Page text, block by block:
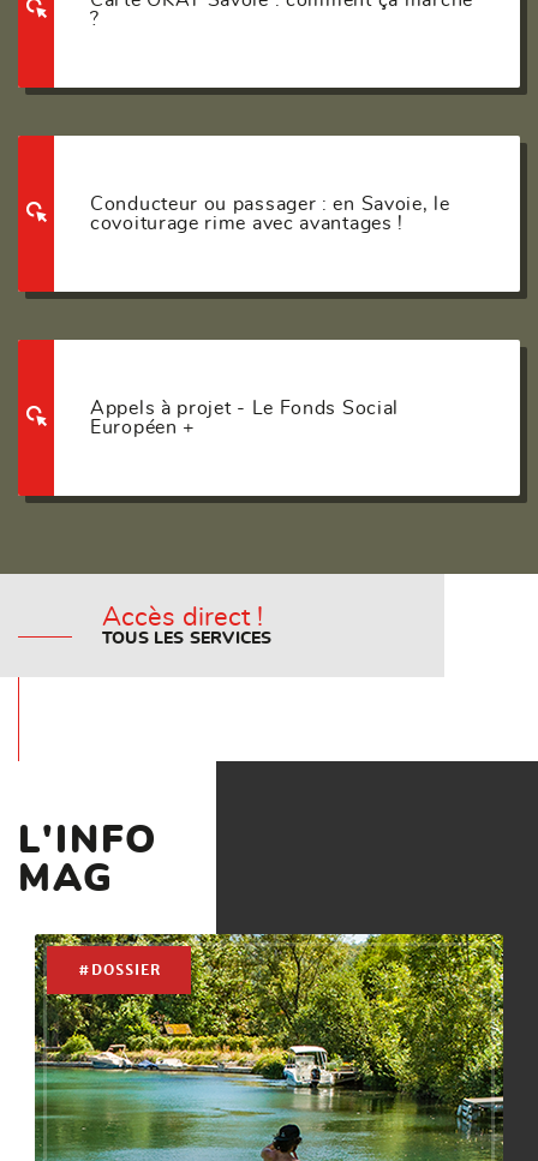
?
Conducteur ou passager : en Savoie, le
covoiturage rime avec avantages !
Appels à projet - Le Fonds Social
Européen +
Accès direct !
TOUS LES SERVICES
L'INFO
MAG
#DOSSIER